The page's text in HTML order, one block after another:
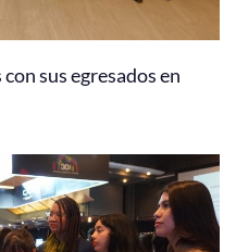
sus egresados en